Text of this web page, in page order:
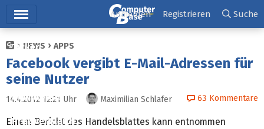
Ticker
Tests
Downloads
Preisvergleich
Anmelden Registrieren Suche
NEWS APPS
Facebook vergibt E-Mail-Adressen für
seine Nutzer
14.4.2012 12:21 Uhr Maximilian Schlafer 63 Kommentare
Einem Bericht des Handelsblattes kann entnommen